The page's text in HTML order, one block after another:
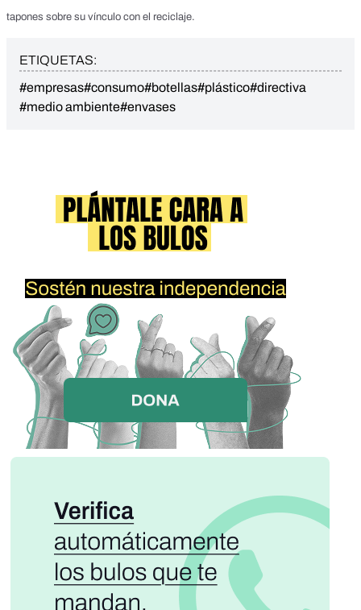
tapones sobre su vínculo con el reciclaje.
ETIQUETAS:
#empresas#consumo#botellas#plástico#directiva
#medio ambiente#envases